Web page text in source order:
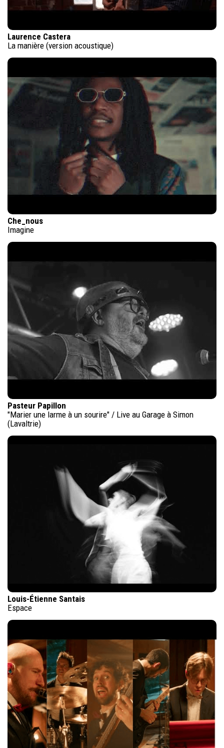
Laurence Castera
La manière (version acoustique)
Che_nous
Imagine
Pasteur Papillon
"Marier une larme à un sourire" / Live au Garage à Simon
(Lavaltrie)
Louis-Étienne Santais
Espace